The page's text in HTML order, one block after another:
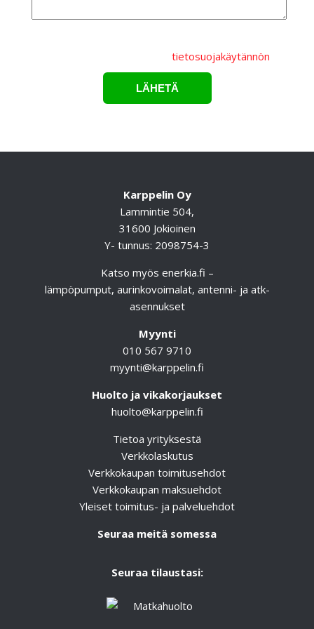
tietosuojakäytännön
Karppelin Oy
Lammintie 504,
31600 Jokioinen
Y- tunnus: 2098754-3
Katso myös enerkia.fi –
lämpöpumput, aurinkovoimalat, antenni- ja atk-
asennukset
Myynti
010 567 9710
myynti@karppelin.fi
Huolto ja vikakorjaukset
huolto@karppelin.fi
Tietoa yrityksestä
Verkkolaskutus
Verkkokaupan toimitusehdot
Verkkokaupan maksuehdot
Yleiset toimitus- ja palveluehdot
Seuraa meitä somessa
Seuraa tilaustasi: